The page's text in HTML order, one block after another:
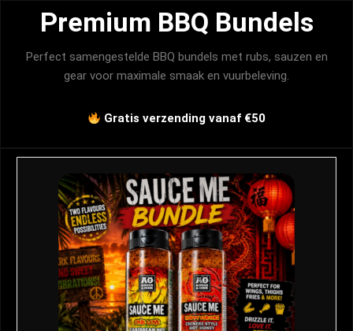
Premium BBQ Bundels
Perfect samengestelde BBQ bundels met rubs, sauzen en
gear voor maximale smaak en vuurbeleving.
Gratis verzending vanaf €50